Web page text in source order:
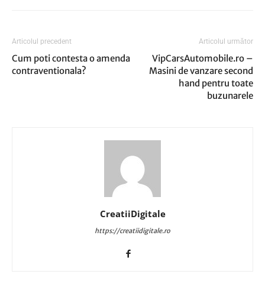
Articolul precedent
Cum poti contesta o amenda
contraventionala?
Articolul următor
VipCarsAutomobile.ro –
Masini de vanzare second
hand pentru toate
buzunarele
CreatiiDigitale
https://creatiidigitale.ro